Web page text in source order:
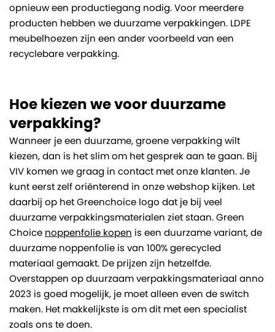
opnieuw een productiegang nodig. Voor meerdere
producten hebben we duurzame verpakkingen. LDPE
meubelhoezen zijn een ander voorbeeld van een
recyclebare verpakking.
Hoe kiezen we voor duurzame
verpakking?
Wanneer je een duurzame, groene verpakking wilt
kiezen, dan is het slim om het gesprek aan te gaan. Bij
VIV komen we graag in contact met onze klanten. Je
kunt eerst zelf oriënterend in onze webshop kijken. Let
daarbij op het Greenchoice logo dat je bij veel
duurzame verpakkingsmaterialen ziet staan. Green
Choice noppenfolie kopen is een duurzame variant, de
duurzame noppenfolie is van 100% gerecycled
materiaal gemaakt. De prijzen zijn hetzelfde.
Overstappen op duurzaam verpakkingsmateriaal anno
2023 is goed mogelijk, je moet alleen even de switch
maken. Het makkelijkste is om dit met een specialist
zoals ons te doen.